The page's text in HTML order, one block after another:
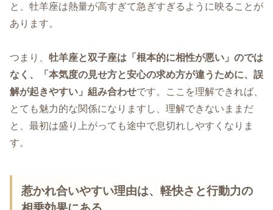
と、牡羊座は熱量が高すぎて急ぎすぎるように映ることが
あります。
つまり、 牡羊座と双子座は「根本的に相性が悪い」のでは
なく、「本気度の見せ方と安心の求め方が違うために、誤
解が起きやすい」組み合わせです。ここを理解できれば、
とても魅力的な関係になりますし、理解できないままだ
と、最初は盛り上がっても途中で息切れしやすくなりま
す。
惹かれ合いやすい理由は、軽快さと行動力の